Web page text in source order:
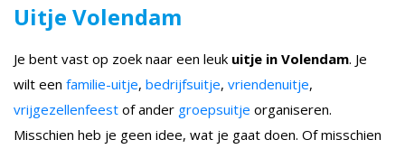
Uitje Volendam
Je bent vast op zoek naar een leuk uitje in Volendam. Je
wilt een familie-uitje, bedrijfsuitje, vriendenuitje,
vrijgezellenfeest of ander groepsuitje organiseren.
Misschien heb je geen idee, wat je gaat doen. Of misschien